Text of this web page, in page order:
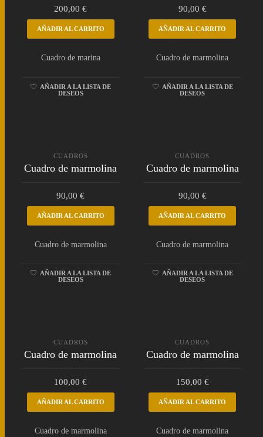
200,00€
AÑADIR AL CARRITO
Cuadro de marina
AÑADIR A LA LISTA DE
DESEOS
90,00 €
AÑADIR AL CARRITO
Cuadro de marmolina
AÑADIR A LA LISTA DE
DESEOS
CUADROS
Cuadro de marmolina
90,00€
AÑADIR AL CARRITO
Cuadro de marmolina
AÑADIR A LA LISTA DE
DESEOS
CUADROS
Cuadro de marmolina
90,00 €
AÑADIR AL CARRITO
Cuadro de marmolina
AÑADIR A LA LISTA DE
DESEOS
CUADROS
Cuadro de marmolina
100,00€
AÑADIR AL CARRITO
Cuadro de marmolina
CUADROS
Cuadro de marmolina
150,00 €
AÑADIR AL CARRITO
Cuadro de marmolina